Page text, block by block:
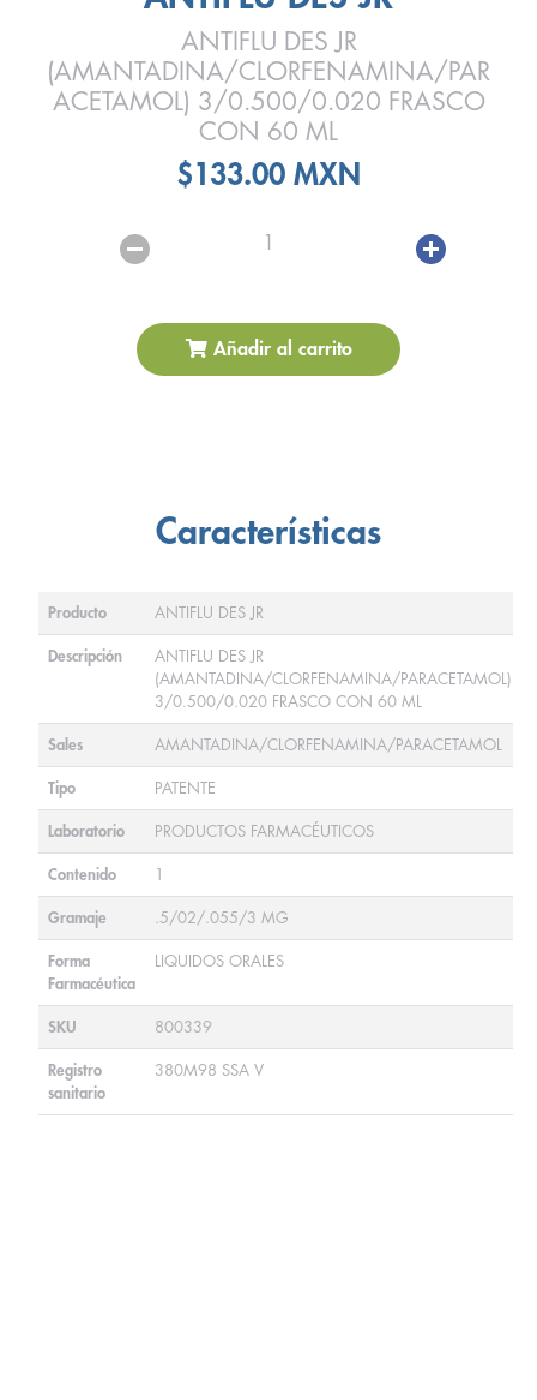
ANTIFLU DES JR
(AMANTADINA/CLORFENAMINA/PAR
ACETAMOL) 3/0.500/0.020 FRASCO
CON 60 ML
$133.00 MXN
1
Añadir al carrito
Características
Producto ANTIFLU DES JR
Descripción
ANTIFLU DES JR
(AMANTADINA/CLORFENAMINA/PARACETAMOL)
3/0.500/0.020 FRASCO CON 60 ML
Sales AMANTADINA/CLORFENAMINA/PARACETAMOL
Tipo PATENTE
Laboratorio PRODUCTOS FARMACÉUTICOS
Contenido 1
Gramaje .5/02/.055/3 MG
Forma
Farmacéutica
LIQUIDOS ORALES
SKU 800339
Registro
sanitario
380M98 SSA V